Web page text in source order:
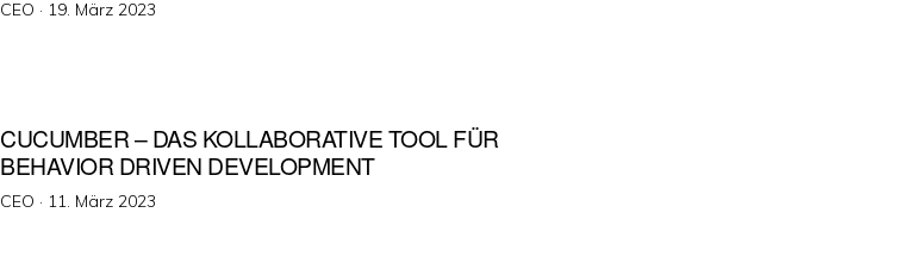
CEO · Veröffentlicht
19. März 2023
CUCUMBER – DAS KOLLABORATIVE TOOL FÜR
BEHAVIOR DRIVEN DEVELOPMENT
CEO · Veröffentlicht
11. März 2023